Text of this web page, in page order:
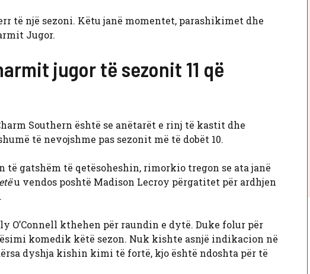
të një sezoni. Këtu janë momentet, parashikimet dhe
Jugor.
jugor të sezonit 11 që
Southern është se anëtarët e rinj të kastit dhe
të nevojshme pas sezonit më të dobët 10.
gatshëm të qetësoheshin, rimorkio tregon se ata janë
u vendos poshtë Madison Lecroy përgatitet për ardhjen
O’Connell kthehen për raundin e dytë. Duke folur për
komedik këtë sezon. Nuk kishte asnjë indikacion në
dyshja kishin kimi të fortë, kjo është ndoshta për të